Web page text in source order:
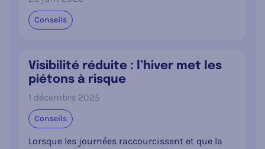
Conseils
Visibilité réduite : l’hiver met les
piétons à risque
1 décembre 2025
Conseils
Lorsque les journées raccourcissent et que la